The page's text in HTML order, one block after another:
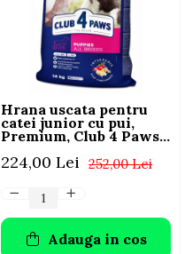
Hrana uscata pentru
catei junior cu pui,
Premium, Club 4 Paws,
252,00 Lei
224,00 Lei
Adauga in cos